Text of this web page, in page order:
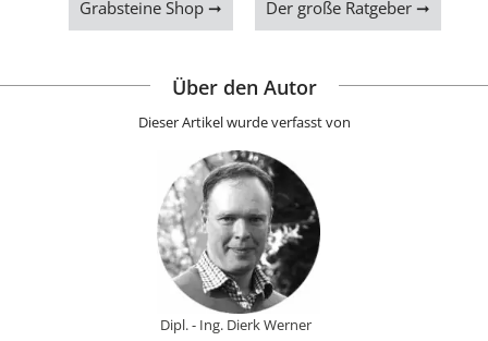
Grabsteine Shop ➞ Der große Ratgeber ➞
Über den Autor
Dieser Artikel wurde verfasst von
Dipl. - Ing. Dierk Werner